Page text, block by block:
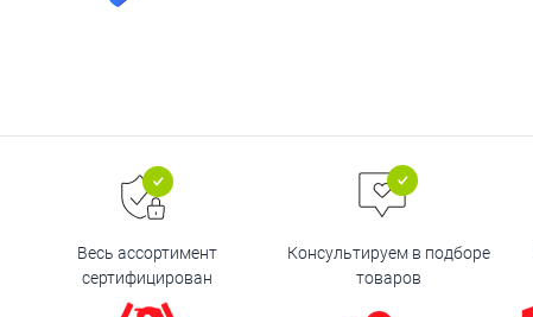
Весь ассортимент
сертифицирован
Консультируем в подборе
товаров